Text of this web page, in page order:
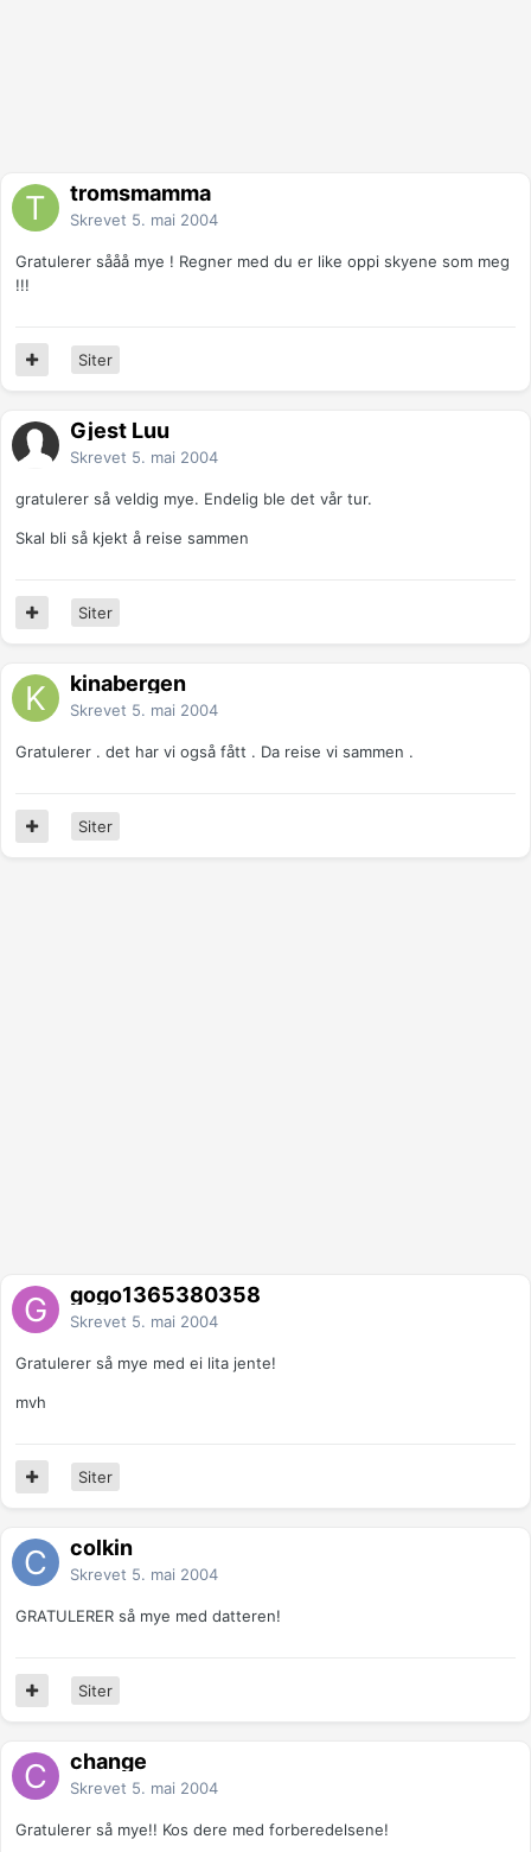
tromsmamma
Skrevet 5. mai 2004
Gratulerer sååå mye ! Regner med du er like oppi skyene som meg
!!!
Siter
Gjest Luu
Skrevet 5. mai 2004
gratulerer så veldig mye. Endelig ble det vår tur.
Skal bli så kjekt å reise sammen
Siter
kinabergen
Skrevet 5. mai 2004
Gratulerer . det har vi også fått . Da reise vi sammen .
Siter
gogo1365380358
Skrevet 5. mai 2004
Gratulerer så mye med ei lita jente!
mvh
Siter
colkin
Skrevet 5. mai 2004
GRATULERER så mye med datteren!
Siter
change
Skrevet 5. mai 2004
Gratulerer så mye!! Kos dere med forberedelsene!